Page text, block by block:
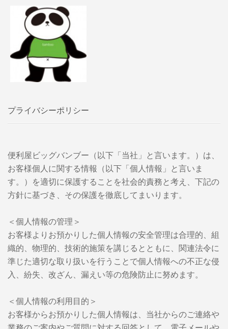
プライバシーポリシー
便利屋ビッグバンブー（以下「当社」と言います。）は、
お客様個人に関する情報（以下「個人情報」と言いま
す。）を適切に保護することを社会的責務と考え、下記の
方針に基づき、その保護を徹底してまいります。
＜個人情報の管理＞
お客様よりお預かりした個人情報の安全管理は合理的、組
織的、物理的、技術的施策を講じるとともに、関連法令に
準じた適切な取り扱いを行うことで個人情報への不正な侵
入、紛失、改ざん、漏えい等の危険防止に努めます。
＜個人情報の利用目的＞
お客様からお預かりした個人情報は、当社からのご連絡や